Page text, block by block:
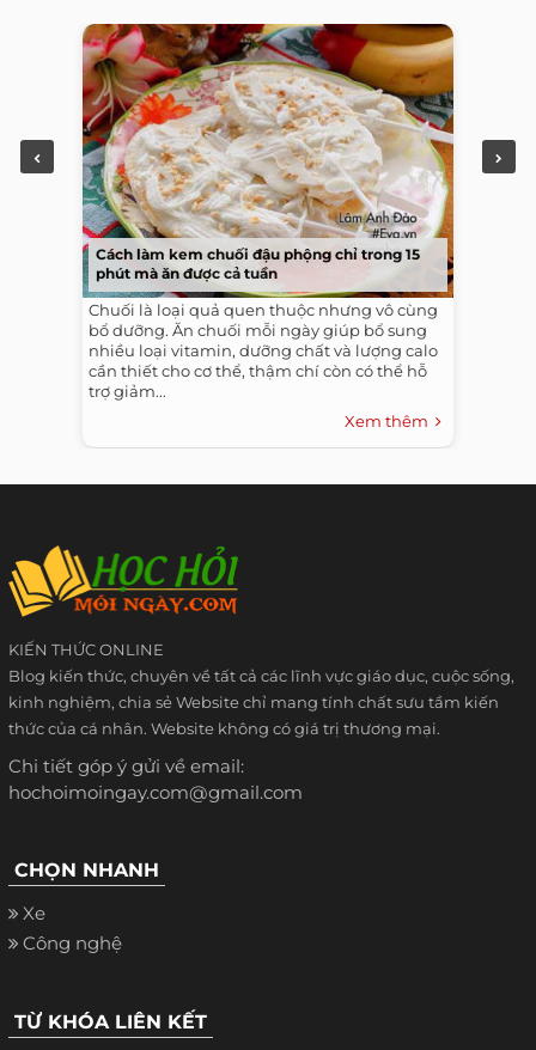
Cách làm kem chuối đậu phộng chỉ trong 15
phút mà ăn được cả tuần
Chuối là loại quả quen thuộc nhưng vô cùng
bổ dưỡng. Ăn chuối mỗi ngày giúp bổ sung
nhiều loại vitamin, dưỡng chất và lượng calo
cần thiết cho cơ thể, thậm chí còn có thể hỗ
trợ giảm...
Xem thêm
KIẾN THỨC ONLINE
Blog kiến thức, chuyên về tất cả các lĩnh vực giáo dục, cuộc sống,
kinh nghiệm, chia sẻ Website chỉ mang tính chất sưu tầm kiến
thức của cá nhân. Website không có giá trị thương mại.
Chi tiết góp ý gửi về email:
hochoimoingay.com@gmail.com
CHỌN NHANH
Xe
Công nghệ
TỪ KHÓA LIÊN KẾT